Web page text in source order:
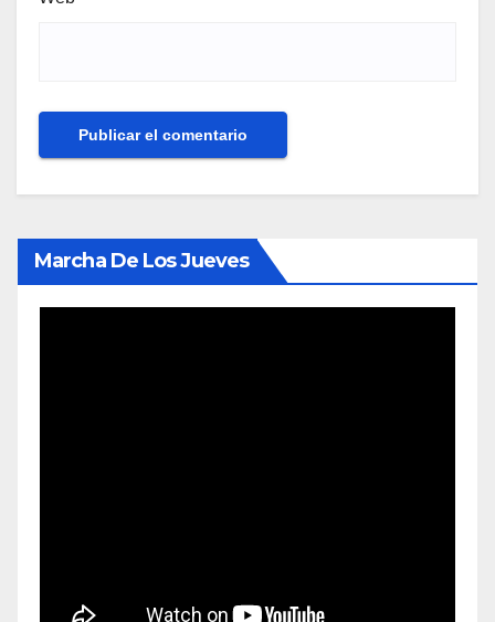
Marcha De Los Jueves